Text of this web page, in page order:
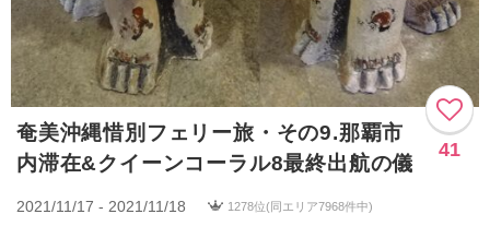
奄美沖縄惜別フェリー旅・その9.那覇市
内滞在&クイーンコーラル8最終出航の儀
41
2021/11/17 - 2021/11/18 1278位(同エリア7968件中)